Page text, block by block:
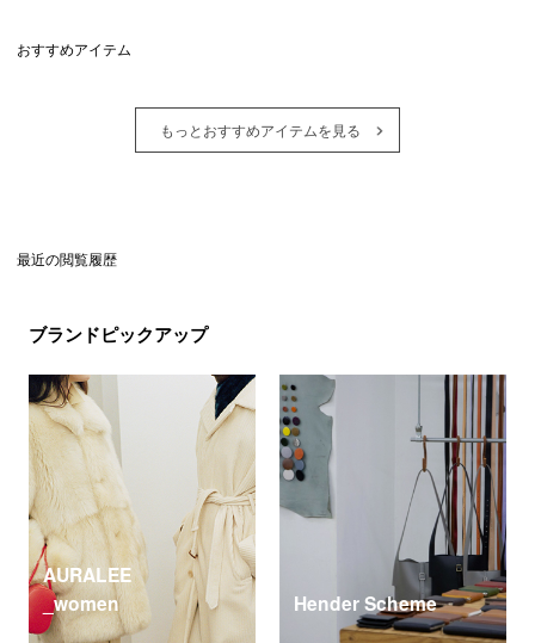
おすすめアイテム
もっとおすすめアイテムを見る
最近の閲覧履歴
ブランドピックアップ
AURALEE
_women
Hender Scheme